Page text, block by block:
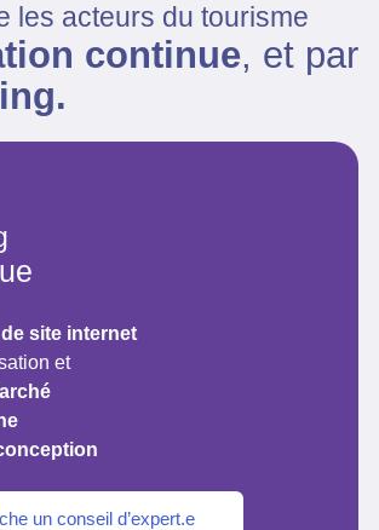
les acteurs du tourisme
continue, et par
site internet
et
un conseil d’expert.e